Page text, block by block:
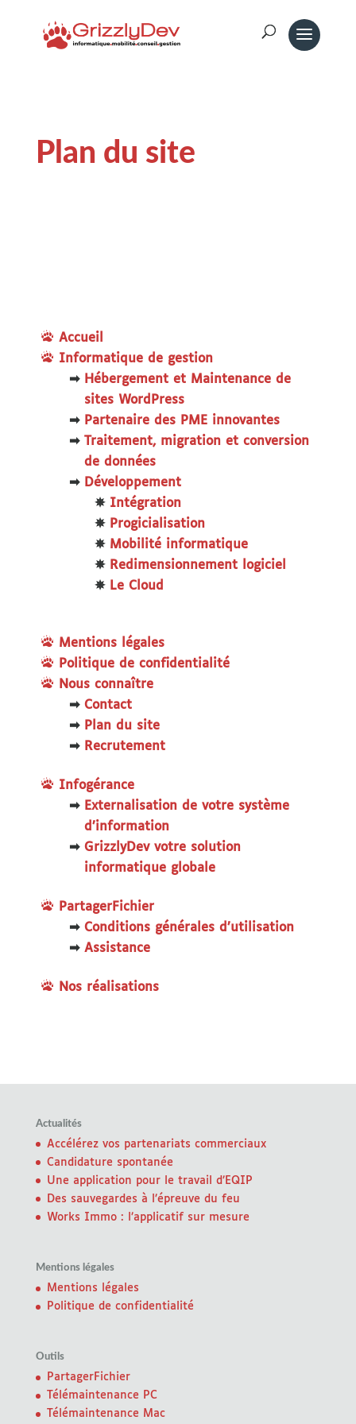
Plan du site
Accueil
Informatique de gestion
Hébergement et Maintenance de
sites WordPress
Partenaire des PME innovantes
Traitement, migration et conversion
de données
Développement
Intégration
Progicialisation
Mobilité informatique
Redimensionnement logiciel
Le Cloud
Mentions légales
Politique de confidentialité
Nous connaître
Contact
Plan du site
Recrutement
Infogérance
Externalisation de votre système
d’information
GrizzlyDev votre solution
informatique globale
PartagerFichier
Conditions générales d’utilisation
Assistance
Nos réalisations
Actualités
Accélérez vos partenariats commerciaux
Candidature spontanée
Une application pour le travail d’EQIP
Des sauvegardes à l’épreuve du feu
Works Immo : l’applicatif sur mesure
Mentions légales
Mentions légales
Politique de confidentialité
Outils
PartagerFichier
Télémaintenance PC
Télémaintenance Mac